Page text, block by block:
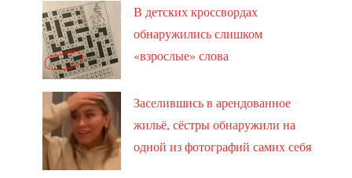
В детских кроссвордах
обнаружились слишком
«взрослые» слова
Заселившись в арендованное
жильё, сёстры обнаружили на
одной из фотографий самих себя